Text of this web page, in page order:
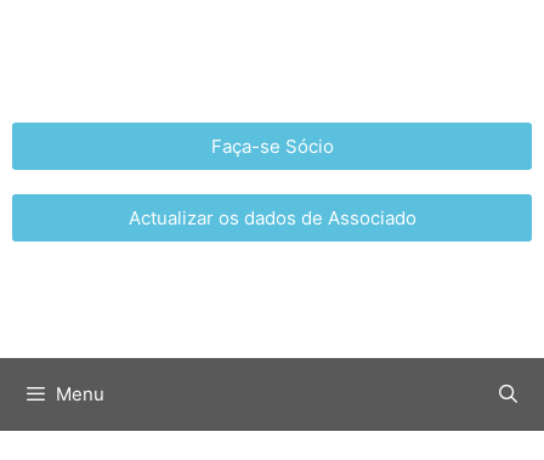
Faça-se Sócio
Actualizar os dados de Associado
Menu